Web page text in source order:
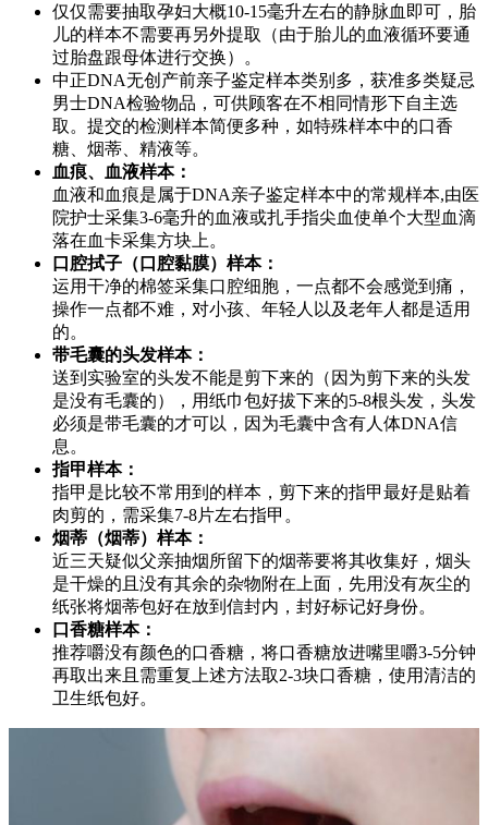
仅仅需要抽取孕妇大概10-15毫升左右的静脉血即可，胎
儿的样本不需要再另外提取（由于胎儿的血液循环要通
过胎盘跟母体进行交换）。
中正DNA无创产前亲子鉴定样本类别多，获准多类疑忌
男士DNA检验物品，可供顾客在不相同情形下自主选
取。提交的检测样本简便多种，如特殊样本中的口香
糖、烟蒂、精液等。
血痕、血液样本：
血液和血痕是属于DNA亲子鉴定样本中的常规样本,由医
院护士采集3-6毫升的血液或扎手指尖血使单个大型血滴
落在血卡采集方块上。
口腔拭子（口腔黏膜）样本：
运用干净的棉签采集口腔细胞，一点都不会感觉到痛，
操作一点都不难，对小孩、年轻人以及老年人都是适用
的。
带毛囊的头发样本：
送到实验室的头发不能是剪下来的（因为剪下来的头发
是没有毛囊的），用纸巾包好拔下来的5-8根头发，头发
必须是带毛囊的才可以，因为毛囊中含有人体DNA信
息。
指甲样本：
指甲是比较不常用到的样本，剪下来的指甲最好是贴着
肉剪的，需采集7-8片左右指甲。
烟蒂（烟蒂）样本：
近三天疑似父亲抽烟所留下的烟蒂要将其收集好，烟头
是干燥的且没有其余的杂物附在上面，先用没有灰尘的
纸张将烟蒂包好在放到信封内，封好标记好身份。
口香糖样本：
推荐嚼没有颜色的口香糖，将口香糖放进嘴里嚼3-5分钟
再取出来且需重复上述方法取2-3块口香糖，使用清洁的
卫生纸包好。